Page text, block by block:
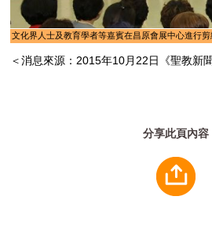
文化界人士及教育學者等嘉賓在昌原會展中心進行
＜消息來源：2015年10月22日《聖教新
分享此頁內容